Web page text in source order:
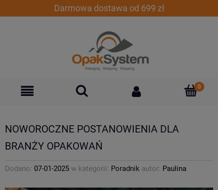
Darmowa dostawa od 699 zł
NOWOROCZNE POSTANOWIENIA DLA
BRANŻY OPAKOWAŃ
Dodano: 07-01-2025 w kategorii: Poradnik autor: Paulina